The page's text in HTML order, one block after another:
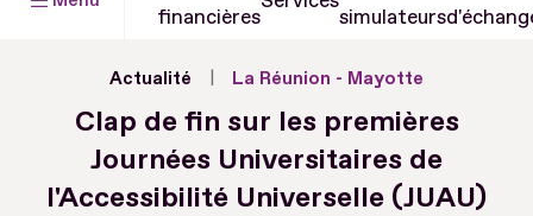
financières
simulateurs
Actualité La Réunion - Mayotte
Clap de fin sur les premières
Journées Universitaires de
l'Accessibilité Universelle (JUAU)